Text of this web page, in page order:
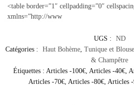
<table border=”1″ cellpadding=”0″
xmlns=”http://www
UGS :
ND
Catégories :
Haut Bohème, Tunique et
& Champêtre
Étiquettes : Articles -100€, Articles -40€,
Articles -70€, Articles -80€, Articles